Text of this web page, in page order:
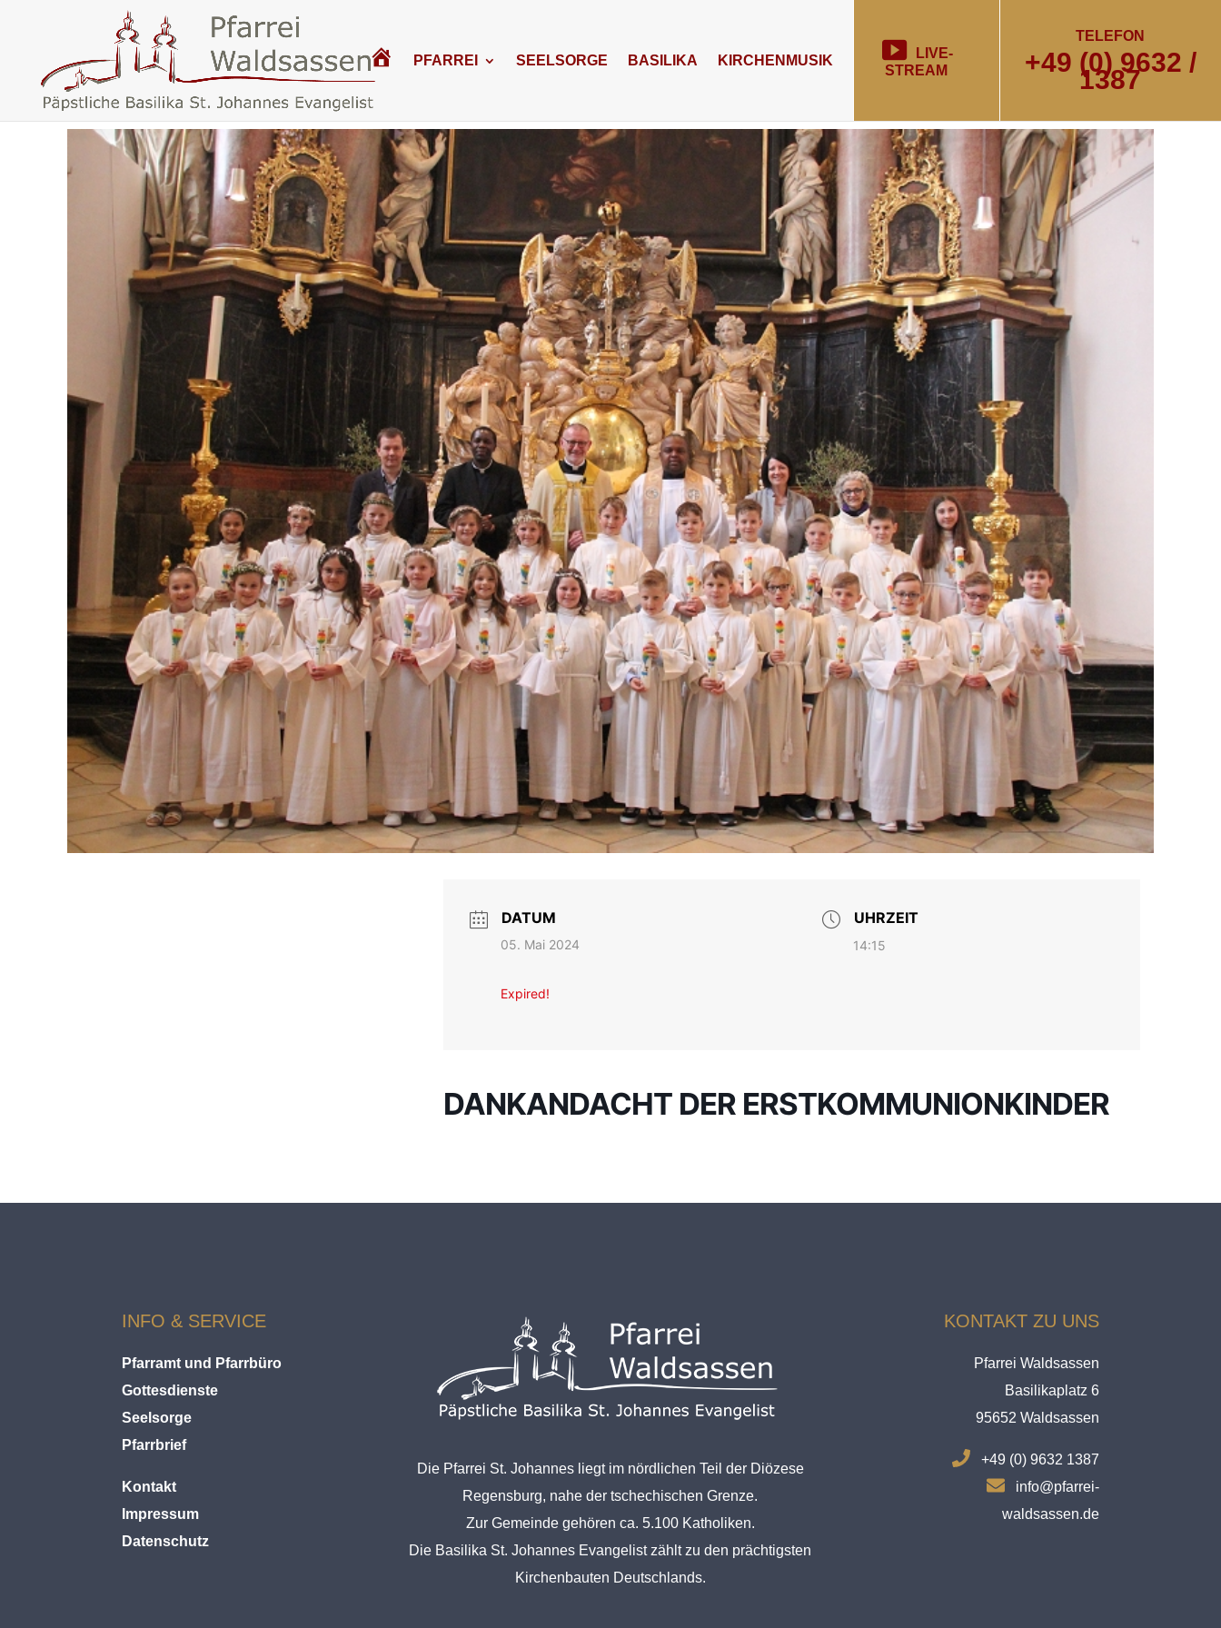
.
E
I
W
A
L
D
S
A
S
S
E
N
–
B
A
S
K
W
D
S
A
S
S
E
N
PFARREI SEELSORGE BASILIKA KIRCHENMUSIK
LIVE-
STREAM
TELEFON
+49 (0) 9632 /
1387
DATUM
05. Mai 2024
Expired!
UHRZEIT
14:15
DANKANDACHT DER ERSTKOMMUNIONKINDER
INFO & SERVICE
Pfarramt und Pfarrbüro
Gottesdienste
Seelsorge
Pfarrbrief
Kontakt
Impressum
Datenschutz
Die Pfarrei St. Johannes liegt im nördlichen Teil der Diözese
Regensburg, nahe der tschechischen Grenze.
Zur Gemeinde gehören ca. 5.100 Katholiken.
Die Basilika St. Johannes Evangelist zählt zu den prächtigsten
Kirchenbauten Deutschlands.
KONTAKT ZU UNS
Pfarrei Waldsassen
Basilikaplatz 6
95652 Waldsassen
+49 (0) 9632 1387
info@pfarrei-
waldsassen.de